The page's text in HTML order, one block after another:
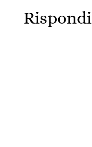
Rispondi